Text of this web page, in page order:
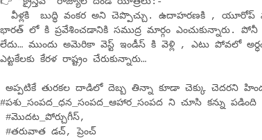
వీళ్లకి బుద్ధి వంకర అని చెప్పొచ్చు. ఉదాహరణకి , యూరోప్
భారత్ లో కి ప్రవేశించడానికి సముద్ర మార్గం ఎంచుకున్నారు.
లేదు… ముందు అమెరికా వెస్ట్ ఇండీస్ కి వెళ్లి , ఎటు పోవలో
ఎట్టకేలకు కేరళ రాష్ట్రం చేరుకున్నారు…
అప్పటికే తురకల దాడిలో దెబ్బ తిన్నా కూడా చెక్కు చెదరని
#పశు_సంపద_ధన_సంపద_ఆహార_సంపద ని చూసి కన్ను పడింది
#మొదట_పోర్చుగీస్,
#తరువాత డచ్, ప్రెంచ్